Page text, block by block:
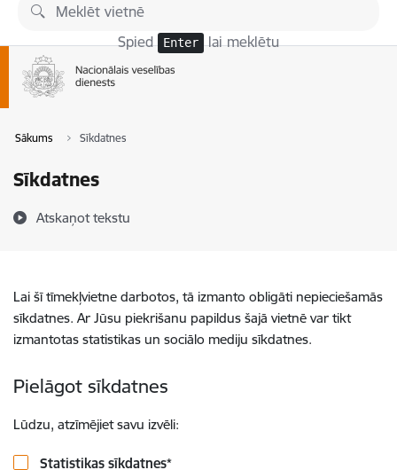
Pāriet uz lapas saturu
Spied Enter lai meklētu
Sākums Sīkdatnes
Sīkdatnes
Atskaņot tekstu
Lai šī tīmekļvietne darbotos, tā izmanto obligāti nepieciešamās
sīkdatnes. Ar Jūsu piekrišanu papildus šajā vietnē var tikt
izmantotas statistikas un sociālo mediju sīkdatnes.
Pielāgot sīkdatnes
Lūdzu, atzīmējiet savu izvēli:
Statistikas sīkdatnes*